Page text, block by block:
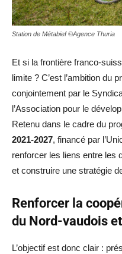
Station de Métabief ©Agence Thuria
Et si la frontière franco-
limite ? C’est l’ambition du
conjointement par le
l’Association pour le
Retenu dans le cadre du
2021-2027, financé par
renforcer les liens entre les
et construire une stratégie
Renforcer la
du Nord-vaudois
L’objectif est donc clair :